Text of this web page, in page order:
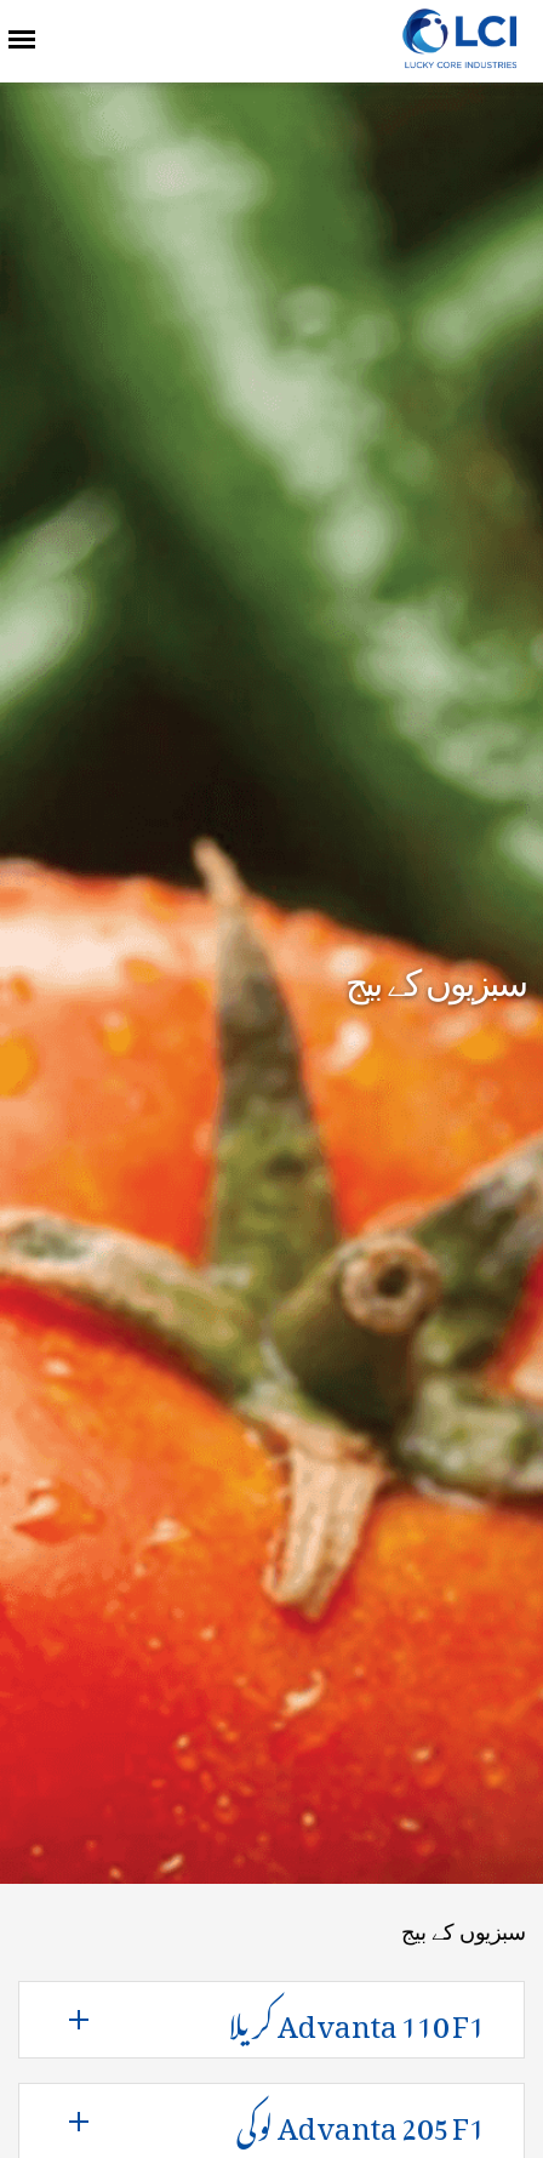
سبزیوں کے بیج
سبزیوں کے بیج
Advanta 110 F1 کریلا
Advanta 205 F1 لوکی